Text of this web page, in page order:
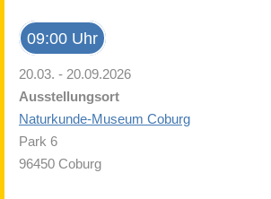
09:00 Uhr
20.03. - 20.09.2026
Ausstellungsort
Naturkunde-Museum Coburg
Park 6
96450 Coburg